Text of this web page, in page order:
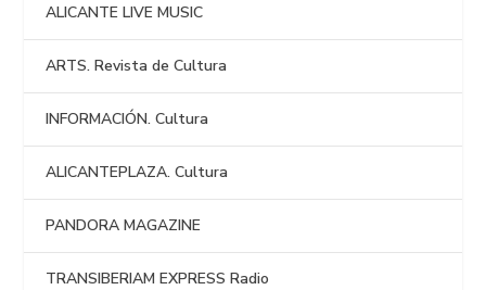
ALICANTE LIVE MUSIC
ARTS. Revista de Cultura
INFORMACIÓN. Cultura
ALICANTEPLAZA. Cultura
PANDORA MAGAZINE
TRANSIBERIAM EXPRESS Radio